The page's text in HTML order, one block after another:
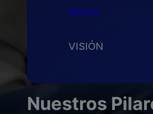
Misión
VISIÓN
Nuestros